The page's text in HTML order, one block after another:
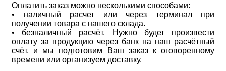
Оплатить заказ можно несколькими способами:
• наличный расчет или через терминал при
получении товара с нашего склада.
• безналичный расчёт. Нужно будет произвести
оплату за продукцию через банк на наш расчётный
счёт, и мы подготовим Ваш заказ к оговоренному
времени или организуем доставку.